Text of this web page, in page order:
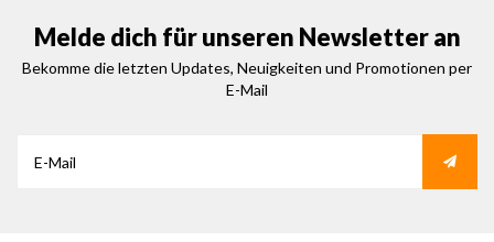
Melde dich für unseren Newsletter an
Bekomme die letzten Updates, Neuigkeiten und Promotionen per
E-Mail